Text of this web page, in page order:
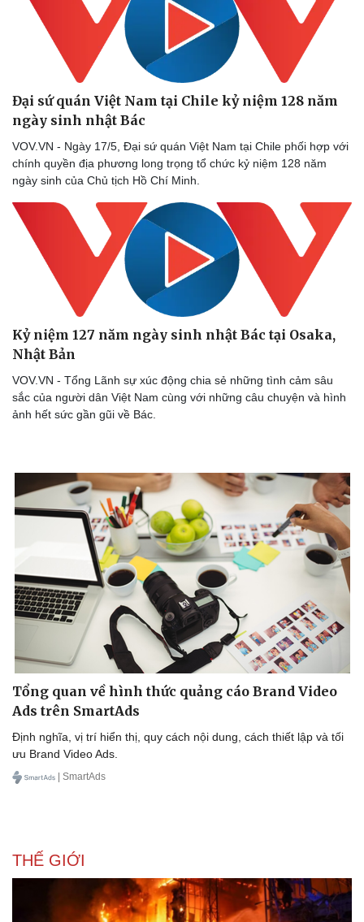
Sân khấu - Điện ảnh
Văn học
Âm nhạc
Nghệ sĩ
Thời trang
Sao Việt
Đại sứ quán Việt Nam tại Chile kỷ niệm 128 năm
ngày sinh nhật Bác
VOV.VN - Ngày 17/5, Đại sứ quán Việt Nam tại Chile phối hợp với
chính quyền địa phương long trọng tổ chức kỷ niệm 128 năm
ngày sinh của Chủ tịch Hồ Chí Minh.
Kỷ niệm 127 năm ngày sinh nhật Bác tại Osaka,
Nhật Bản
VOV.VN - Tổng Lãnh sự xúc động chia sẻ những tình cảm sâu
sắc của người dân Việt Nam cùng với những câu chuyện và hình
ảnh hết sức gần gũi về Bác.
Tổng quan về hình thức quảng cáo Brand Video
Ads trên SmartAds
Định nghĩa, vị trí hiển thị, quy cách nội dung, cách thiết lập và tối
ưu Brand Video Ads.
| SmartAds
THẾ GIỚI